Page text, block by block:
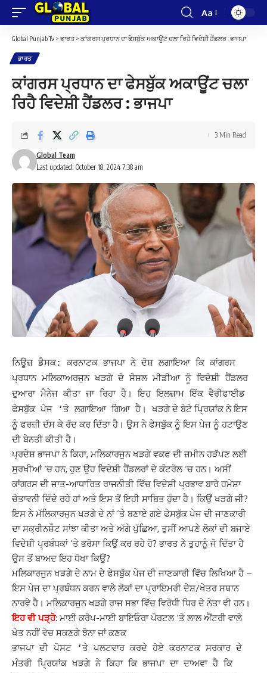
Font
Resizer
Aa
Global Punjab Tv > ਭਾਰਤ> ਕਾਂਗਰਸ ਪ੍ਰਧਾਨ ਦਾ ਫੇਸਬੁੱਕ ਅਕਾਊਂਟ ਚਲਾ ਰਿਹੈ ਵਿਦੇਸ਼ੀ ਹੈਂਡਲਰ : ਭਾਜਪਾ
ਭਾਰਤ
ਕਾਂਗਰਸ ਪ੍ਰਧਾਨ ਦਾ ਫੇਸਬੁੱਕ ਅਕਾਊਂਟ ਚਲਾ
ਰਿਹੈ ਵਿਦੇਸ਼ੀ ਹੈਂਡਲਰ : ਭਾਜਪਾ
Last updated: October 18, 2024 7:38 am
Global Team
3 Min Read
ਨਿਊਜ਼ ਡੈਸਕ: ਕਰਨਾਟਕ ਭਾਜਪਾ ਨੇ ਦੋਸ਼ ਲਗਾਇਆ ਕਿ ਕਾਂਗਰਸ
ਪ੍ਰਧਾਨ ਮਲਿਕਾਅਰਜੁਨ ਖੜਗੇ ਦੇ ਸੋਸ਼ਲ ਮੀਡੀਆ ਨੂੰ ਵਿਦੇਸ਼ੀ ਹੈਂਡਲਰ
ਦੁਆਰਾ ਮੈਨੇਜ ਕੀਤਾ ਜਾ ਰਿਹਾ ਹੈ। ਇਹ ਇਲਜ਼ਾਮ ਇੱਕ ਵੈਰੀਫਾਈਡ
ਫੇਸਬੁੱਕ ਪੇਜ ‘ਤੇ ਲਗਾਇਆ ਗਿਆ ਹੈ।ਖੜਗੇ ਦੇ ਬੇਟੇ ਪ੍ਰਿਯਾਂਕਨੇ ਇਸ
ਨੂੰ ਫਰਜ਼ੀ ਦੱਸ ਕੇ ਰੱਦ ਕਰ ਦਿੱਤਾ ਹੈ। ਉਸ ਨੇ ਫੇਸਬੁੱਕ ਨੂੰ ਇਸ ਪੇਜ ਨੂੰ ਹਟਾਉਣ
ਦੀ ਬੇਨਤੀ ਕੀਤੀ ਹੈ।
ਪ੍ਰਦੇਸ਼ ਭਾਜਪਾ ਨੇ ਕਿਹਾ, ਮਲਿਕਾਰਜੁਨ ਖੜਗੇ ਵਕਫ ਦੀ ਜ਼ਮੀਨ ਹੜੱਪਣ ਲਈ
ਸੁਰਖੀਆਂ ‘ਚ ਹਨ, ਹੁਣ ਉਹ ਵਿਦੇਸ਼ੀ ਹੈਂਡਲਰਾਂ ਦੇ ਕੰਟਰੋਲ ‘ਚ ਹਨ। ਅਸੀਂ
ਕਾਂਗਰਸ ਦੀ ਜਾਤ-ਆਧਾਰਿਤ ਰਾਜਨੀਤੀ ਵਿੱਚ ਵਿਦੇਸ਼ੀ ਪ੍ਰਭਾਵ ਬਾਰੇ ਹਮੇਸ਼ਾ
ਚੇਤਾਵਨੀ ਦਿੰਦੇ ਰਹੇ ਹਾਂ ਅਤੇ ਇਸ ਤੋਂ ਇਹੀ ਸਾਬਿਤ ਹੁੰਦਾ ਹੈ। ਕਿਉਂ ਖੜਗੇ ਜੀ?
ਇਸ ਨੇ ਮੱਲਿਕਾਰਜੁਨ ਖੜਗੇ ਦੇ ਨਾਂ ‘ਤੇ ਬਣਾਏ ਗਏ ਫੇਸਬੁੱਕ ਪੇਜ ਦੀ ਜਾਣਕਾਰੀ
ਦਾ ਸਕ੍ਰੀਨਸ਼ੌਟ ਸਾਂਝਾ ਕੀਤਾ ਅਤੇ ਅੱਗੇ ਪੁੱਛਿਆ, ਤੁਸੀਂ ਆਪਣੇ ਲੋਕਾਂ ਦੀ ਬਜਾਏ
ਵਿਦੇਸ਼ੀ ਪ੍ਰਬੰਧਕਾਂ ‘ਤੇ ਭਰੋਸਾ ਕਿਉਂ ਕਰ ਰਹੇ ਹੋ? ਭਾਰਤ ਨੇ ਤੁਹਾਨੂੰ ਜੋ ਦਿੱਤਾ ਹੈ
ਉਸ ਤੋਂ ਬਾਅਦ ਇਹ ਧੋਖਾ ਕਿਉਂ?
ਮਲਿਕਾਰਜੁਨ ਖੜਗੇ ਦੇ ਨਾਮ ਦੇ ਫੇਸਬੁੱਕ ਪੇਜ ਦੀ ਜਾਣਕਾਰੀ ਵਿੱਚ ਲਿਖਿਆ ਹੈ –
ਇਸ ਪੇਜ ਦਾ ਪ੍ਰਬੰਧਨ ਕਰਨ ਵਾਲੇ ਲੋਕਾਂ ਦਾ ਪ੍ਰਾਇਮਰੀ ਦੇਸ਼/ਖੇਤਰ ਸਥਾਨ
ਨਾਰਵੇ ਹੈ। ਮਲਿਕਾਰਜੁਨ ਖੜਗੇ ਰਾਜ ਸਭਾ ਵਿੱਚ ਵਿਰੋਧੀ ਧਿਰ ਦੇ ਨੇਤਾ ਵੀ ਹਨ।
ਇਹ ਵੀ ਪੜ੍ਹੋ: ਮਾਈ ਕਰੋਪ-ਮਾਈ ਬਾਇਓਰਾ ਪੋਰਟਲ ‘ਤੇ ਲਾਲ ਐਂਟਰੀ ਵਾਲੇ
ਖੇਤ ਨਹੀਂ ਵੇਚ ਸਕਣਗੇ ਝੋਨਾ ਜਾਂ ਕਣਕ
ਭਾਜਪਾ ਦੀ ਪੋਸਟ ‘ਤੇ ਪਲਟਵਾਰ ਕਰਦੇ ਹੋਏ ਕਰਨਾਟਕ ਸਰਕਾਰ ਦੇ
ਮੰਤਰੀ ਪ੍ਰਿਯਾਂਕ ਖੜਗੇ ਨੇ ਕਿਹਾ ਕਿ ਭਾਜਪਾ ਦਾ ਦਾਅਵਾ ਹੈ ਕਿ